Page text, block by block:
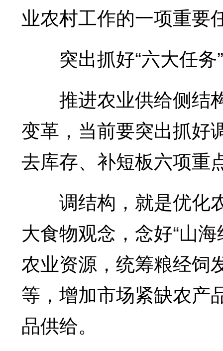
业农村工作的一项重要
突出抓好“六大任务”
推进农业供给侧结
变革，当前要突出抓好
去库存、补短板六项重
调结构，就是优化
大食物观念，念好“山
农业资源，统筹粮经饲
等，增加市场紧缺农产
品供给。